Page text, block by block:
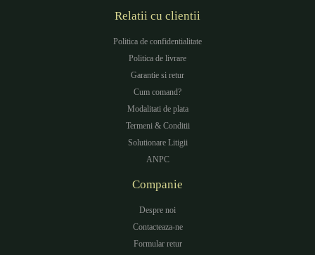
Relatii cu clientii
Politica de confidentialitate
Politica de livrare
Garantie si retur
Cum comand?
Modalitati de plata
Termeni & Conditii
Solutionare Litigii
ANPC
Companie
Despre noi
Contacteaza-ne
Formular retur